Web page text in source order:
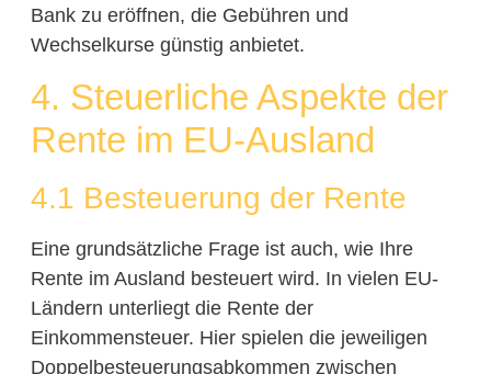
Bank zu eröffnen, die Gebühren und
Wechselkurse günstig anbietet.
4. Steuerliche Aspekte der
Rente im EU-Ausland
4.1 Besteuerung der Rente
Eine grundsätzliche Frage ist auch, wie Ihre
Rente im Ausland besteuert wird. In vielen EU-
Ländern unterliegt die Rente der
Einkommensteuer. Hier spielen die jeweiligen
Doppelbesteuerungsabkommen zwischen